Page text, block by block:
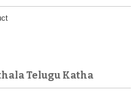
Telugu Katha